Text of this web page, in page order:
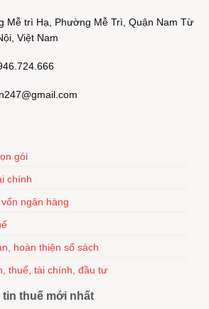
Mễ trì Hạ, Phường Mễ Trì, Quận Nam Từ
Việt Nam
gói
chính
ngân hàng
hoàn thiện sổ sách
thuế, tài chính, đầu tư
thuế mới nhất